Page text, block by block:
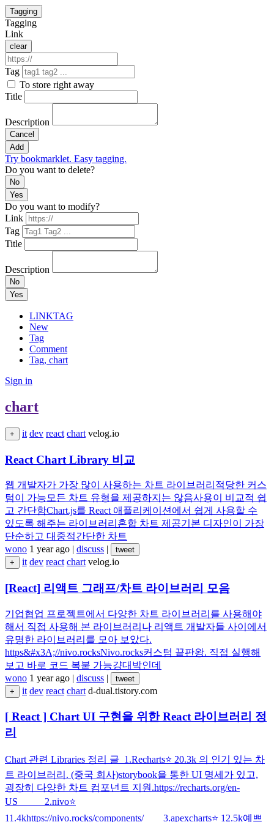
Tagging
Tagging
Link
clear
Tag
To store right away
Title
Description
Cancel
Add
Try bookmarklet. Easy tagging.
Do you want to delete?
No
Yes
Do you want to modify?
Link
Tag
Title
Description
No
Yes
LINKTAG
New
Tag
Comment
Tag, chart
Sign in
chart
+ it dev react chart velog.io
React Chart Library 비교
웹 개발자가 가장 많이 사용하는 차트 라이브러리적당한 커스
텀이 가능모든 차트 유형을 제공하지는 않음사용이 비교적 쉽
고 간단함Chart.js를 React 애플리케이션에서 쉽게 사용할 수
있도록 해주는 라이브러리혼합 차트 제공기본 디자인이 가장
단순하고 대중적간단한 차트
wono 1 year ago | discuss |
tweet
+
it dev react chart velog.io
[React] 리액트 그래프/차트 라이브러리 모음
기업협업 프로젝트에서 다양한 차트 라이브러리를 사용해야
해서 직접 사용해 본 라이브러리나 리액트 개발자들 사이에서
유명한 라이브러리를 모아 보았다.
https&#x3A;//nivo.rocksNivo.rocks커스텀 끝판왕. 직접 실행해
보고 바로 코드 복붙 가능걍대박인데
wono 1 year ago | discuss |
tweet
+
it dev react chart d-dual.tistory.com
[ React ] Chart UI 구현을 위한 React 라이브러리 정
리
Chart 관련 Libraries 정리 글 1.Recharts⭐ 20.3k 의 인기 있는 차
트 라이브러리. (중국 회사)storybook을 통한 UI 명세가 있고,
굉장히 다양한 차트 컴포넌트 지원.https://recharts.org/en-
US 2.nivo⭐
11.4khttps://nivo.rocks/components/ 3.apexcharts⭐ 12.5k예쁘